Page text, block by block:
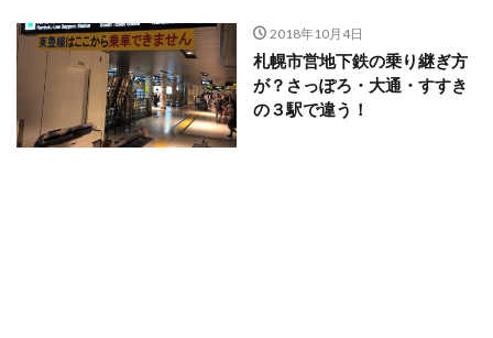
2018年10月4日
札幌市営地下鉄の乗り継ぎ方
が？さっぽろ・大通・すすき
の３駅で違う！